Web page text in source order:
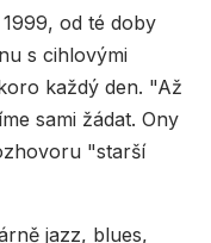
od té doby
s cihlovými
každý den. "Až
sami žádat. Ony
"starší
jazz, blues,